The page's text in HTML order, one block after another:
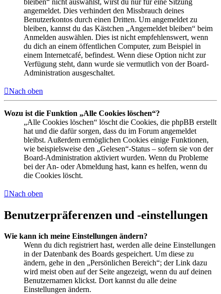
bleiben“ nicht auswählst, wirst du nur für eine Sitzung
angemeldet. Dies verhindert den Missbrauch deines
Benutzerkontos durch einen Dritten. Um angemeldet zu
bleiben, kannst du das Kästchen „Angemeldet bleiben“ beim
Anmelden auswählen. Dies ist nicht empfehlenswert, wenn
du dich an einem öffentlichen Computer, zum Beispiel in
einem Internetcafé, befindest. Wenn diese Option nicht zur
Verfügung steht, dann wurde sie vermutlich von der Board-
Administration ausgeschaltet.
Nach oben
Wozu ist die Funktion „Alle Cookies löschen“?
„Alle Cookies löschen“ löscht die Cookies, die phpBB erstellt
hat und die dafür sorgen, dass du im Forum angemeldet
bleibst. Außerdem ermöglichen Cookies einige Funktionen,
wie beispielsweise den „Gelesen“-Status – sofern sie von der
Board-Administration aktiviert wurden. Wenn du Probleme
bei der An- oder Abmeldung hast, kann es helfen, wenn du
die Cookies löscht.
Nach oben
Benutzerpräferenzen und -einstellungen
Wie kann ich meine Einstellungen ändern?
Wenn du dich registriert hast, werden alle deine Einstellungen
in der Datenbank des Boards gespeichert. Um diese zu
ändern, gehe in den „Persönlichen Bereich“; der Link dazu
wird meist oben auf der Seite angezeigt, wenn du auf deinen
Benutzernamen klickst. Dort kannst du alle deine
Einstellungen ändern.